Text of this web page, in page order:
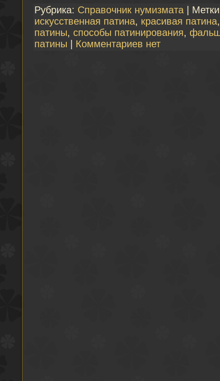
Рубрика: Справочник нумизмата |
искусственная патина, красивая патина
патины, способы патинирования,
патины
Комментариев нет